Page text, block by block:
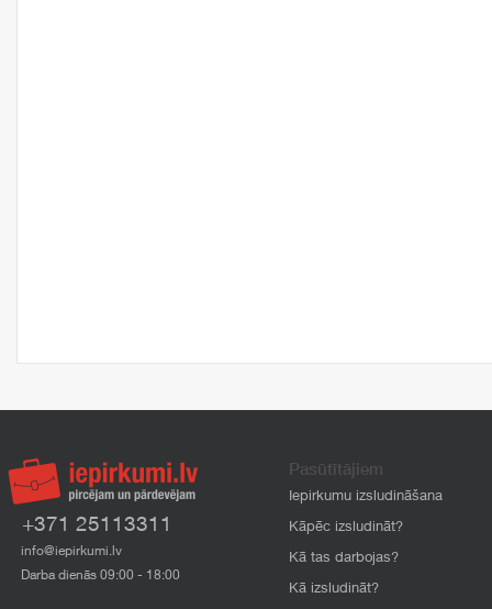
+371 25113311
info@iepirkumi.lv
Darba dienās 09:00 - 18:00
Pasūtītājiem
Iepirkumu izsludināšana
Kāpēc izsludināt?
Kā tas darbojas?
Kā izsludināt?